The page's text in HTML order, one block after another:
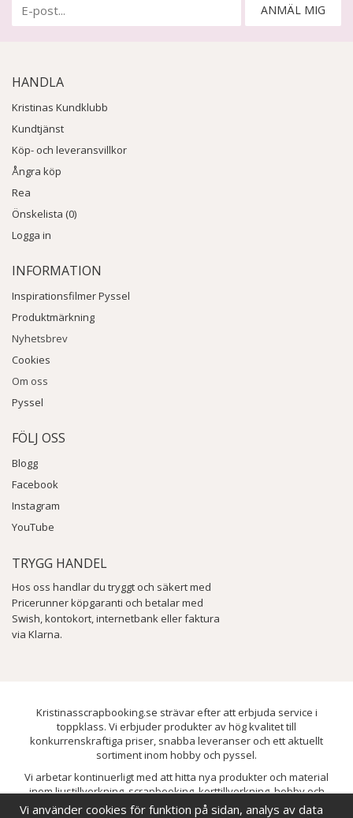
ANMÄL MIG
HANDLA
Kristinas Kundklubb
Kundtjänst
Köp- och leveransvillkor
Ångra köp
Rea
Önskelista (0)
Logga in
INFORMATION
Inspirationsfilmer Pyssel
Produktmärkning
Nyhetsbrev
Cookies
Om oss
Pyssel
FÖLJ OSS
Blogg
Facebook
Instagram
YouTube
TRYGG HANDEL
Hos oss handlar du tryggt och säkert med
Pricerunner köpgaranti och betalar med
Swish, kontokort, internetbank eller faktura
via Klarna.
Kristinasscrapbooking.se strävar efter att erbjuda service i
toppklass. Vi erbjuder produkter av hög kvalitet till
konkurrenskraftiga priser, snabba leveranser och ett aktuellt
sortiment inom hobby och pyssel.
Vi arbetar kontinuerligt med att hitta nya produkter och material
inom ljustillverkning, scrapbooking, korttillverkning, hobby och
pyssel. Målet är att bredda sortimentet och löpande förbättra och
Vi använder cookies för funktion på sidan, analys av data